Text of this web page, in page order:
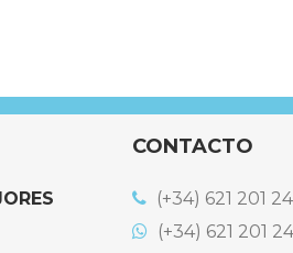
CONTACTO
(+34) 621 201
(+34) 621 201